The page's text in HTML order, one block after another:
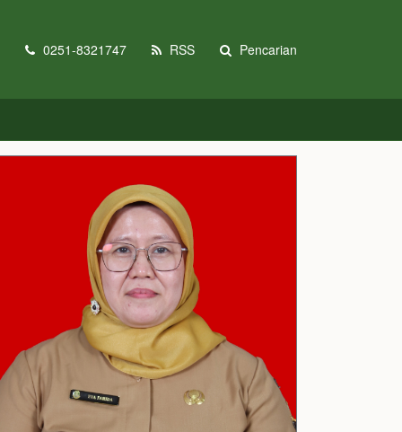
0251-8321747 RSS Pencarian